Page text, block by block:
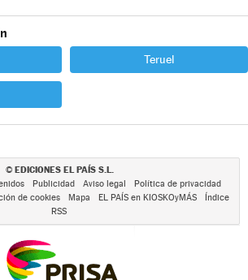
Teruel
© EDICIONES EL PAÍS S.L.
Publicidad Aviso legal
Política de privacidad
de cookies Mapa EL PAÍS en KIOSKOyMÁS
Índice
RSS